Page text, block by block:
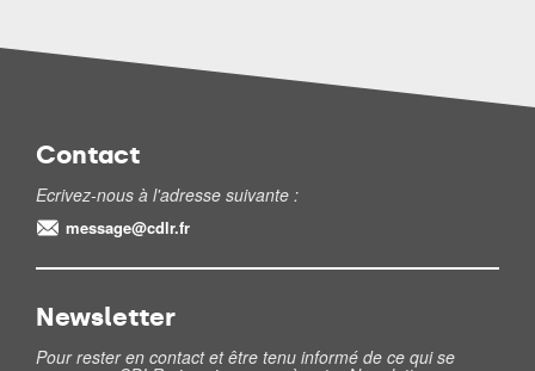
Contact
Ecrivez-nous à l'adresse suivante :
message@cdlr.fr
Newsletter
Pour rester en contact et être tenu informé de ce qui se